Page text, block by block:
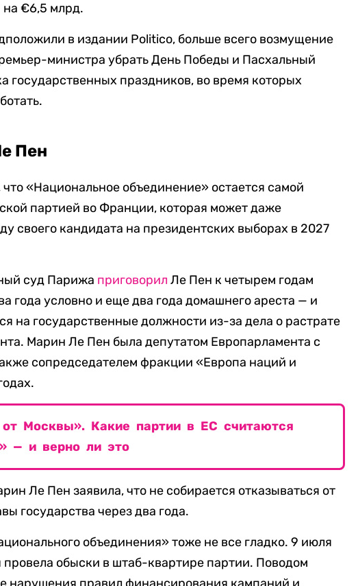
на €6,5 млрд.
в издании Politico, больше всего возмущение
министра убрать День Победы и Пасхальный
государственных праздников, во время которых
Пен
«Национальное объединение» остается самой
партией во Франции, которая может даже
своего кандидата на президентских выборах в 2027
суд Парижа приговорил Ле Пен к четырем годам
года условно и еще два года домашнего ареста — и
на государственные должности из-за дела о растрате
Марин Ле Пен была депутатом Европарламента с
сопредседателем фракции «Европа наций и
Москвы». Какие партии в ЕС считаются
— и верно ли это
Ле Пен заявила, что не собирается отказываться от
государства через два года.
объединения» тоже не все гладко. 9 июля
обыски в штаб-квартире партии. Поводом